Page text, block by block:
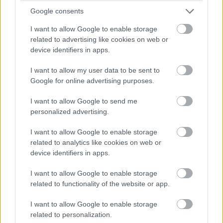
Google consents
I want to allow Google to enable storage
related to advertising like cookies on web or
device identifiers in apps.
I want to allow my user data to be sent to
Google for online advertising purposes.
I want to allow Google to send me
personalized advertising.
I want to allow Google to enable storage
related to analytics like cookies on web or
device identifiers in apps.
I want to allow Google to enable storage
related to functionality of the website or app.
I want to allow Google to enable storage
related to personalization.
turbópékek versenyzőjét, Nick Yellolyt bokszutcai gyorshajtás
Fuocót ezúttal azzal biztatják, hogy sokkal több
többet kockáztathat, mint riválisa.
Fuocónak jelzik, hogy nyugodtan nyomja ki az autó
Fuoco otthagyja Giovinazzit és közelíti a második
helyen haladó Porschét. Kubica előnye 35 másodperc felett.